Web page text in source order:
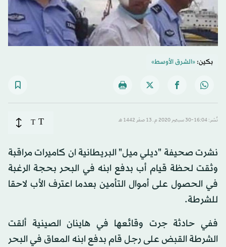
بكين:«الشرق الأوسط»
نُشر: 16:04-30 سبتمبر 2020 م ـ 13 صفَر 1442 هـ T
T
نشرت صحيفة "ديلي ميل" البريطانية ان كاميرات مراقبة
وثقت لحظة قيام أب بدفع ابنه في البحر بحجة الرغبة
في الحصول على أموال التأمين بعدما اعترف الأب لاحقا
للشرطة.
ففي حادثة جرت وقائعها في هاينان الصينية ألقت
الشرطة القبض على رجل قام بدفع ابنه المعاق في البحر